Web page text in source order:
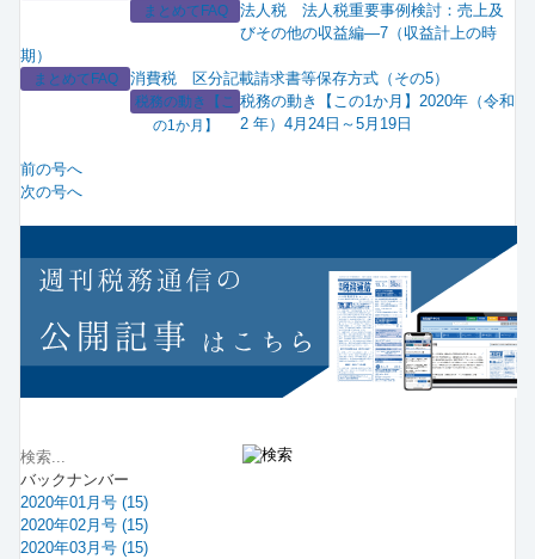
まとめてFAQ
法人税 法人税重要事例検討：売上及
びその他の収益編―7（収益計上の時
期）
まとめてFAQ 消費税 区分記載請求書等保存方式（その5）
税務の動き【こ
の1か月】
税務の動き【この1か月】2020年（令和
2 年）4月24日～5月19日
前の号へ
次の号へ
バックナンバー
2020年01月号 (15)
2020年02月号 (15)
2020年03月号 (15)